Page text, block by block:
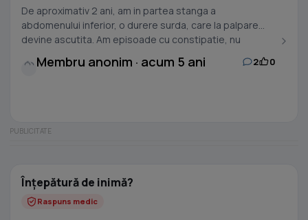
De aproximativ 2 ani, am in partea stanga a
abdomenului inferior, o durere surda, care la palpare
devine ascutita. Am episoade cu constipatie, nu
Membru anonim · acum 5 ani 2 0
Înțepătură de inimă?
Raspuns medic